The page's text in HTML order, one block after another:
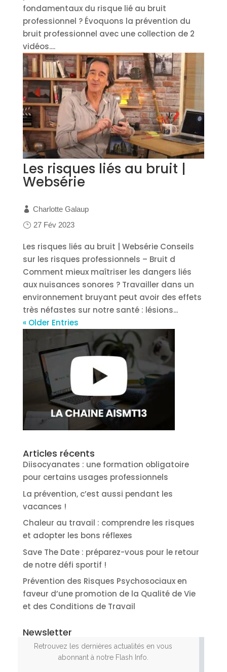
fondamentaux du risque lié au bruit
professionnel ? Évoquons la prévention du
bruit professionnel avec une collection de 2
vidéos....
Les risques liés au bruit |
Websérie
Charlotte Galaup
27 Fév 2023
Les risques liés au bruit | Websérie Conseils
sur les risques professionnels – Bruit d
Comment mieux maîtriser les dangers liés
aux nuisances sonores ? Travailler dans un
environnement bruyant peut avoir des effets
très néfastes sur notre santé : lésions...
« Older Entries
Articles récents
Diisocyanates : une formation obligatoire
pour certains usages professionnels
La prévention, c’est aussi pendant les
vacances !
Chaleur au travail : comprendre les risques
et adopter les bons réflexes
Save The Date : préparez-vous pour le retour
de notre défi sportif !
Prévention des Risques Psychosociaux en
faveur d’une promotion de la Qualité de Vie
et des Conditions de Travail
Newsletter
Retrouvez les dernières actualités en vous
abonnant à notre Flash Info.